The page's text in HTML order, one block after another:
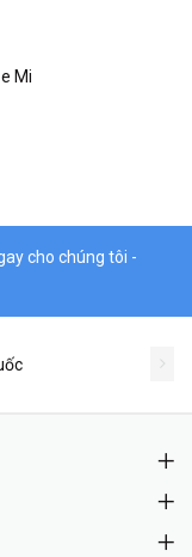
Mi
cho chúng tôi -